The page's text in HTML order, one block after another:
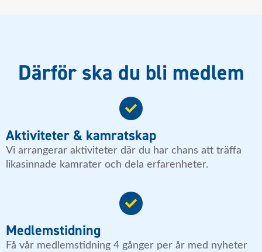
Därför ska du bli medlem
Aktiviteter & kamratskap
Vi arrangerar aktiviteter där du har chans att träffa
likasinnade kamrater och dela erfarenheter.
Medlemstidning
Få vår medlemstidning 4 gånger per år med nyheter